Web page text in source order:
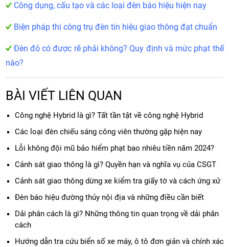
Công dụng, cấu tạo và các loại đèn báo hiệu hiện nay
Biện pháp thi công trụ đèn tín hiệu giao thông đạt chuẩn
Đèn đỏ có được rẽ phải không? Quy định và mức phạt thế
nào?
BÀI VIẾT LIÊN QUAN
Công nghệ Hybrid là gì? Tất tần tật về công nghệ Hybrid
Các loại đèn chiếu sáng công viên thường gặp hiện nay
Lỗi không đội mũ bảo hiểm phạt bao nhiêu tiền năm 2024?
Cảnh sát giao thông là gì? Quyền hạn và nghĩa vụ của CSGT
Cảnh sát giao thông dừng xe kiểm tra giấy tờ và cách ứng xử
Đèn báo hiệu đường thủy nội địa và những điều cần biết
Dải phân cách là gì? Những thông tin quan trọng về dải phân
cách
Hướng dẫn tra cứu biển số xe máy, ô tô đơn giản và chính xác